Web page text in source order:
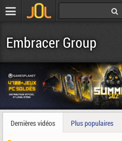
Embracer Group
Dernières vidéos Plus populaires